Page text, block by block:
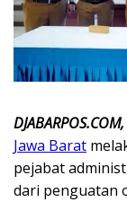
Jawa Barat
pejabat
dari penguatan